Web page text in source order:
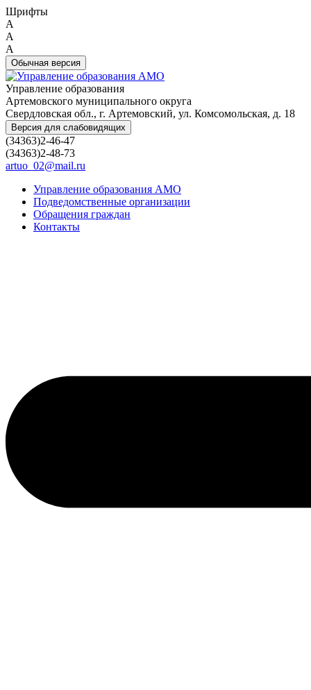
Шрифты
A
A
A
Обычная версия
Управление образования
Артемовского муниципального округа
Свердловская обл., г. Артемовский, ул. Комсомольская, д. 18
Версия для слабовидящих
(34363)2-46-47
(34363)2-48-73
artuo_02@mail.ru
Управление образования АМО
Подведомственные организации
Обращения граждан
Контакты